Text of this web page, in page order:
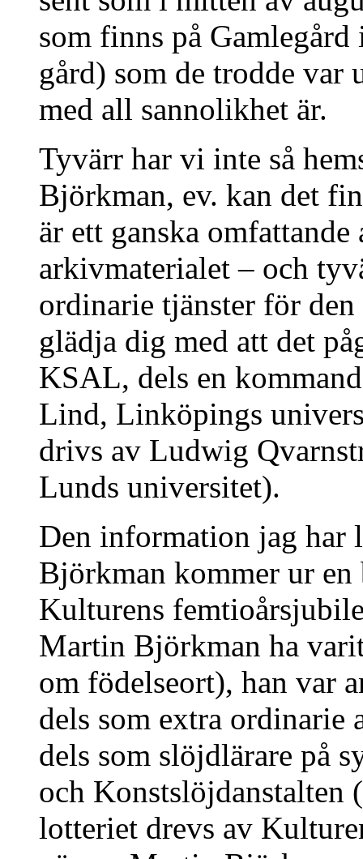
som finns på
gård) som de trodde
med all sannolikhet är.
Tyvärr har vi inte så
Björkman, ev. kan det
är ett ganska
arkivmaterialet – och
ordinarie tjänster för
glädja dig med att det
KSAL, dels en
Lind, Linköpings
drivs av Ludwig
Lunds universitet).
Den information jag har
Björkman kommer ur
Kulturens
Martin Björkman ha
om födelseort), han var
dels som extra ordinarie
dels som slöjdlärare på
och Konstslöjdanstalten
lotteriet drevs av